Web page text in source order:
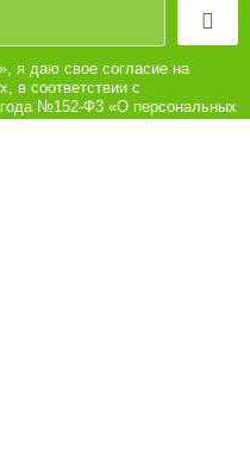
я даю свое согласие на
в соответствии с
№152-Ф3 «О персональных